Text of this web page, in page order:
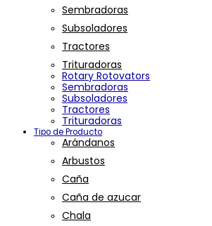
Sembradoras
Subsoladores
Tractores
Trituradoras
Rotary Rotovators
Sembradoras
Subsoladores
Tractores
Trituradoras
Tipo de Producto
Arándanos
Arbustos
Caña
Caña de azucar
Chala